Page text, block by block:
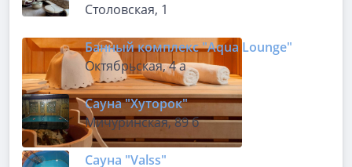
Столовская, 1
Банный комплекс "Aqua Lounge"
Октябрьская, 4 а
Сауна "Хуторок"
Мичуринская, 89 б
Сауна "Valss"